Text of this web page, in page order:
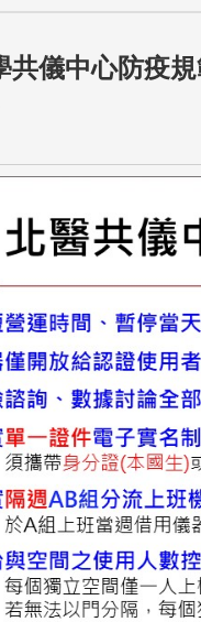
共儀中心防疫